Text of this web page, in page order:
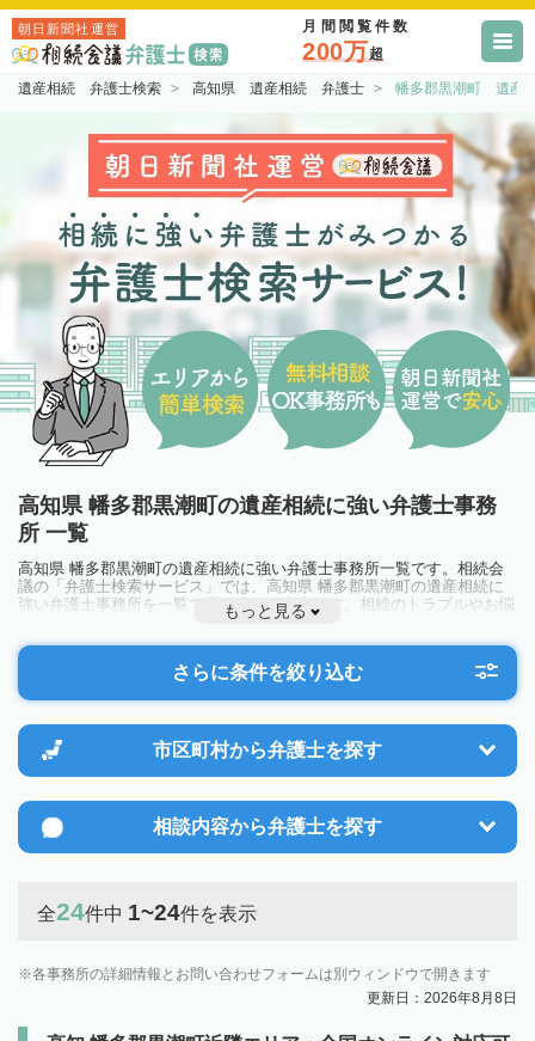
朝日新聞社運営 月間閲覧件数
200万超
遺産相続 弁護士検索 高知県 遺産相続 弁護士 幡多郡黒潮町 遺産
高知県 幡多郡黒潮町の遺産相続に強い弁護士事務
所 一覧
高知県 幡多郡黒潮町の遺産相続に強い弁護士事務所一覧です。相続会
議の「弁護士検索サービス」では、高知県 幡多郡黒潮町の遺産相続に
強い弁護士事務所を一覧で見ることが出来ます。相続のトラブルやお悩
みを抱えている方は一度近隣の弁護士に相談してみましょう。
もっと見る
さらに条件を絞り込む
市区町村から弁護士を探す
相談内容から弁護士を探す
全24件中 1~24件を表示
各事務所の詳細情報とお問い合わせフォームは別ウィンドウで開きます
更新日：2026年8月8日